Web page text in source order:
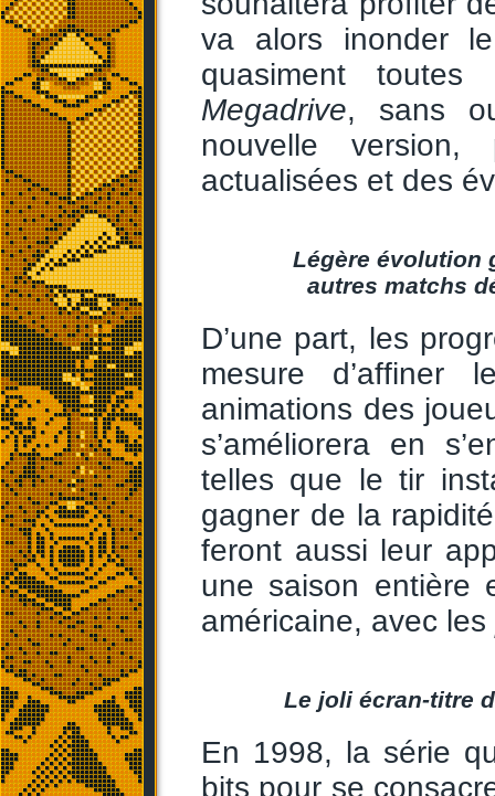
va alors inonder
quasiment
Megadrive, sans
nouvelle
actualisées et des
Légère évolution
autres matchs
D’une part, les
mesure d’affiner
animations des
s’améliorera en
telles que le tir
gagner de la
feront aussi leur
une saison entière
américaine, avec les
Le joli écran-titre
En 1998, la série
bits pour se